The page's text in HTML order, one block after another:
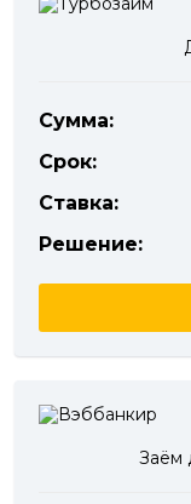
Сумма:
Срок:
Ставка:
Решение:
Заём